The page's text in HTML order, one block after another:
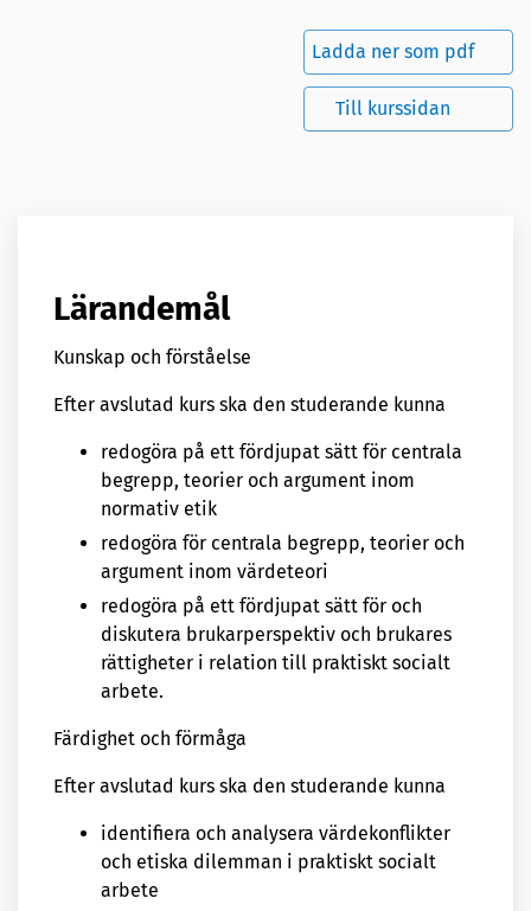
Ladda ner som pdf
Till kurssidan
Lärandemål
Kunskap och förståelse
Efter avslutad kurs ska den studerande kunna
redogöra på ett fördjupat sätt för centrala
begrepp, teorier och argument inom
normativ etik
redogöra för centrala begrepp, teorier och
argument inom värdeteori
redogöra på ett fördjupat sätt för och
diskutera brukarperspektiv och brukares
rättigheter i relation till praktiskt socialt
arbete.
Färdighet och förmåga
Efter avslutad kurs ska den studerande kunna
identifiera och analysera värdekonflikter
och etiska dilemman i praktiskt socialt
arbete